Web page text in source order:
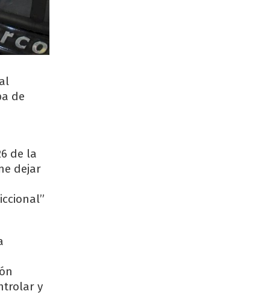
de
de la
dejar
y